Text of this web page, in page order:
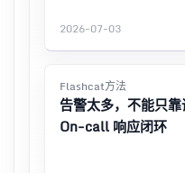
2026-07-03
Flashcat方法
告警太多，不能只
On-call 响应闭环